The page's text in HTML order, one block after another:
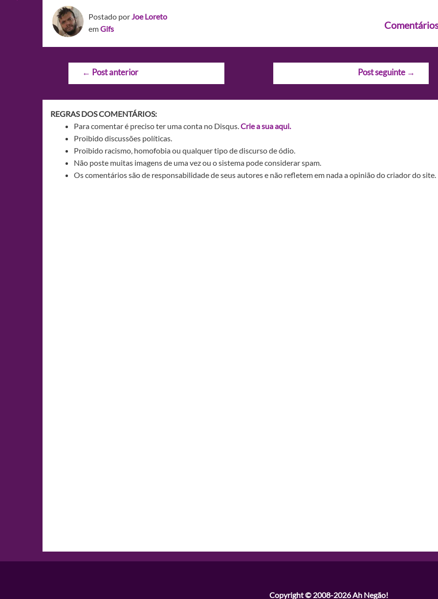
Postado por Joe Loreto
emGifs
Navegação
← Post anterior Post seguinte →
REGRAS DOS COMENTÁRIOS:
Para comentar é preciso ter uma conta no Disqus. Crie a sua aqui.
Proibido discussões políticas.
Proibido racismo, homofobia ou qualquer tipo de discurso de ódio.
Não poste muitas imagens de uma vez ou o sistema pode considerar spam.
Os comentários são de responsabilidade de seus autores e não refletem em nada a opinião do criador do site.
Copyright © 2008-2026Ah Negão!